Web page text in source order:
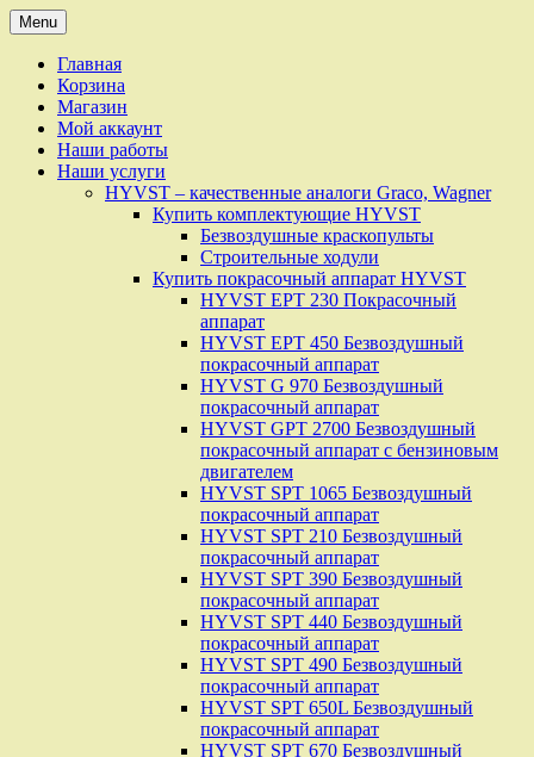
Skip
to
content
Menu
Главная
Корзина
Магазин
Мой аккаунт
Наши работы
Наши услуги
HYVST – качественные аналоги Graco, Wagner
Купить комплектующие HYVST
Безвоздушные краскопульты
Строительные ходули
Купить покрасочный аппарат HYVST
HYVST EPT 230 Покрасочный
аппарат
HYVST EPT 450 Безвоздушный
покрасочный аппарат
HYVST G 970 Безвоздушный
покрасочный аппарат
HYVST GPT 2700 Безвоздушный
покрасочный аппарат с бензиновым
двигателем
HYVST SPT 1065 Безвоздушный
покрасочный аппарат
HYVST SPT 210 Безвоздушный
покрасочный аппарат
HYVST SPT 390 Безвоздушный
покрасочный аппарат
HYVST SPT 440 Безвоздушный
покрасочный аппарат
HYVST SPT 490 Безвоздушный
покрасочный аппарат
HYVST SPT 650L Безвоздушный
покрасочный аппарат
HYVST SPT 670 Безвоздушный